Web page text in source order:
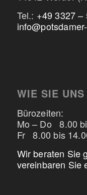
Tel.: +49 3327 –
WIE SIE
Bürozeiten:
Mo – Do 8.00
Fr 8.00 bis
Wir beraten Sie
vereinbaren Sie